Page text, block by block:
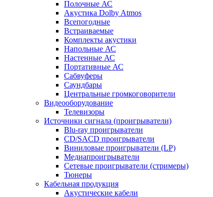
Полочные АС
Акустика Dolby Atmos
Всепогодные
Встраиваемые
Комплекты акустики
Напольные АС
Настенные АС
Портативные АС
Сабвуферы
Саундбары
Центральные громкоговорители
Видеооборудование
Телевизоры
Источники сигнала (проигрыватели)
Blu-ray проигрыватели
CD/SACD проигрыватели
Виниловые проигрыватели (LP)
Медиапроигрыватели
Сетевые проигрыватели (стримеры)
Тюнеры
Кабельная продукция
Акустические кабели